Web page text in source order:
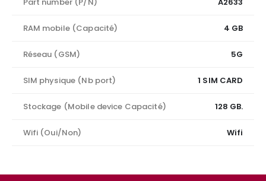
RAM mobile (Capacité) 4 GB
Réseau (GSM) 5G
SIM physique (Nb port) 1 SIM CARD
Stockage (Mobile device Capacité) 128 GB.
Wifi (Oui/Non) Wifi